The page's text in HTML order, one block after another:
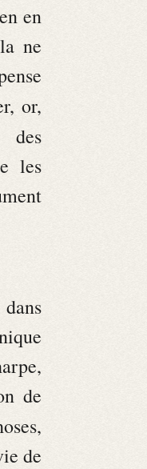
en
ne
or,
les
de
de